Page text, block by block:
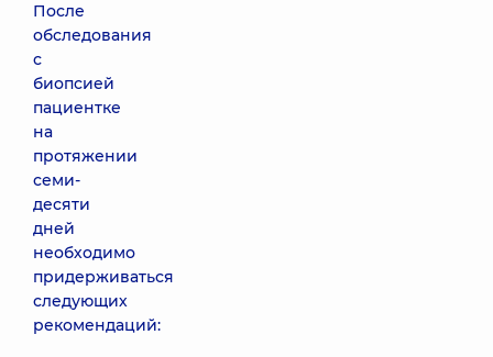
После
обследования
с
биопсией
пациентке
на
протяжении
семи-
десяти
дней
необходимо
придерживаться
следующих
рекомендаций: